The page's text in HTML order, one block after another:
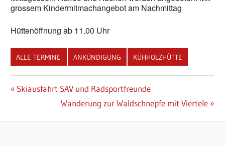
grossem Kindermitmachangebot am Nachmittag
Hüttenöffnung ab 11.00 Uhr
ALLE TERMINE ANKÜNDIGUNG KÜHHOLZHÜTTE
Beitragsnavigation
Vorheriger
Skiausfahrt SAV und Radsportfreunde
Nächster
Wanderung zur Waldschnepfe mit Viertele